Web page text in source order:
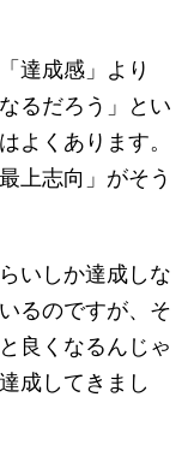
達成感」より
るだろう」とい
よくあります。
上志向」がそう
いしか達成しな
るのですが、そ
良くなるんじゃ
成してきまし